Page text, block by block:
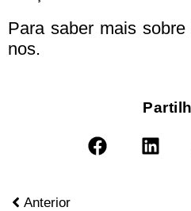
Para saber mais
nos.
Anterior